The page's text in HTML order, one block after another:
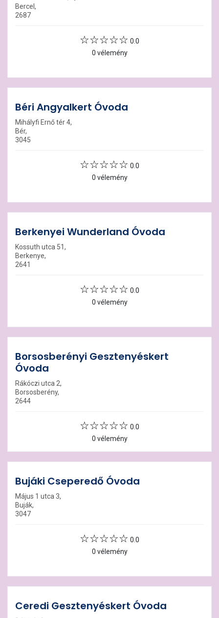
Bercel,
2687
0.0
0 vélemény
Béri Angyalkert Óvoda
Mihályfi Ernő tér 4,
Bér,
3045
0.0
0 vélemény
Berkenyei Wunderland Óvoda
Kossuth utca 51,
Berkenye,
2641
0.0
0 vélemény
Borsosberényi Gesztenyéskert
Óvoda
Rákóczi utca 2,
Borsosberény,
2644
0.0
0 vélemény
Bujáki Cseperedő Óvoda
Május 1 utca 3,
Buják,
3047
0.0
0 vélemény
Ceredi Gesztenyéskert Óvoda